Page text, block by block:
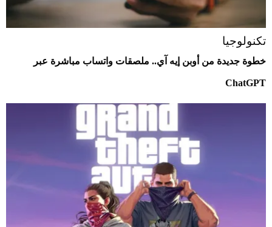
تكنولوجيا
خطوة جديدة من أوبن إيه آي.. ملصقات واتساب مباشرة عبر
ChatGPT